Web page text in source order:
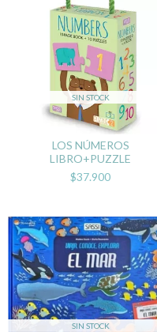
SIN STOCK
LOS NÚMEROS
LIBRO+PUZZLE
$37.900
SIN STOCK